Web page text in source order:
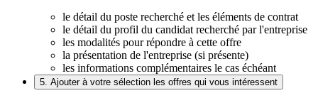
le détail du poste recherché et les éléments de contrat
le détail du profil du candidat recherché par l'entreprise
les modalités pour répondre à cette offre
la présentation de l'entreprise (si présente)
les informations complémentaires le cas échéant
5. Ajouter à votre sélection les offres qui vous intéressent